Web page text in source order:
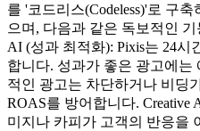
를 '코드리스(Codeless)'로 구
으며, 다음과 같은 독보적인 기
AI (성과 최적화): Pixis는 24시
합니다. 성과가 좋은 광고에는
적인 광고는 차단하거나 비딩
ROAS를 방어합니다. Creative
미지나 카피가 고객의 반응을